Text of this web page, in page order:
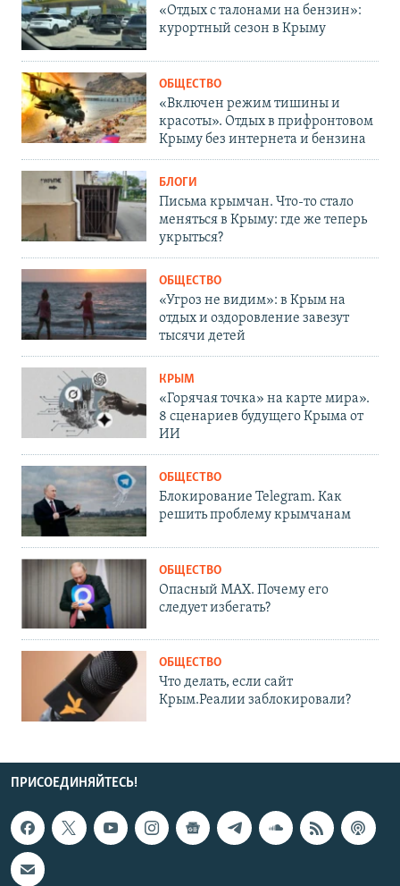
«Отдых с талонами на бензин»:
курортный сезон в Крыму
ОБЩЕСТВО
«Включен режим тишины и
красоты». Отдых в прифронтовом
Крыму без интернета и бензина
БЛОГИ
Письма крымчан. Что-то стало
меняться в Крыму: где же теперь
укрыться?
ОБЩЕСТВО
«Угроз не видим»: в Крым на
отдых и оздоровление завезут
тысячи детей
КРЫМ
«Горячая точка» на карте мира».
8 сценариев будущего Крыма от
ИИ
ОБЩЕСТВО
Блокирование Telegram. Как
решить проблему крымчанам
ОБЩЕСТВО
Опасный MAX. Почему его
следует избегать?
ОБЩЕСТВО
Что делать, если сайт
Крым.Реалии заблокировали?
ПРИСОЕДИНЯЙТЕСЬ!